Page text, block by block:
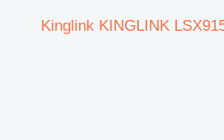
Kinglink KINGLINK